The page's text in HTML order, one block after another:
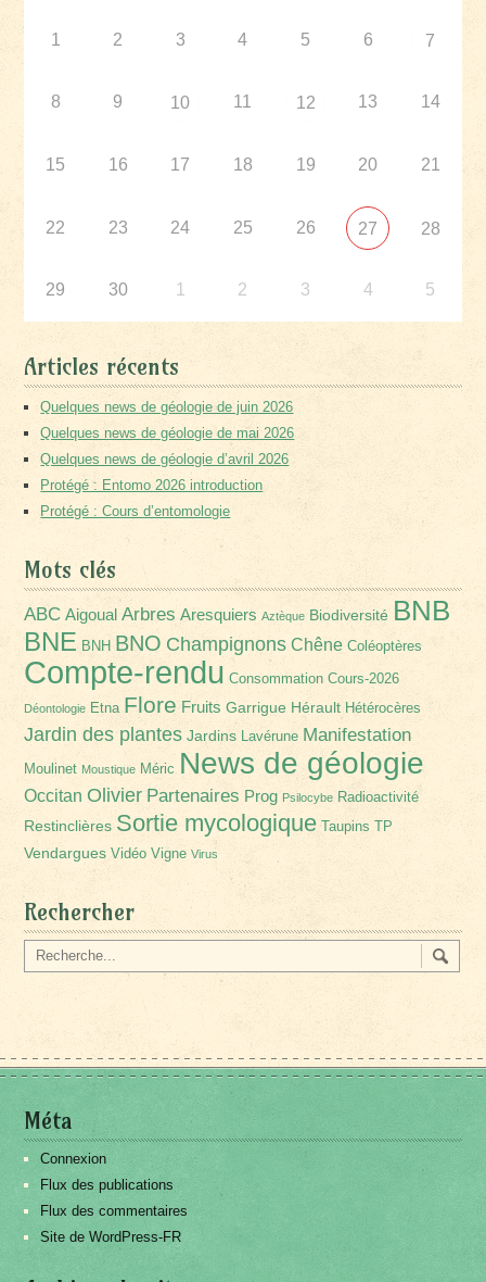
1 2 3 4 5 6 7
8 9 10 11 12 13 14
15 16 17 18 19 20 21
22 23 24 25 26 27 28
29 30 1 2 3 4 5
Articles récents
Quelques news de géologie de juin 2026
Quelques news de géologie de mai 2026
Quelques news de géologie d’avril 2026
Protégé : Entomo 2026 introduction
Protégé : Cours d’entomologie
Mots clés
ABC Aigoual Arbres Aresquiers Aztèque Biodiversité BNB
BNE BNH BNO Champignons Chêne Coléoptères
Compte-rendu Consommation Cours-2026
Déontologie Etna Flore Fruits Garrigue Hérault Hétérocères
Jardin des plantes Jardins Lavérune Manifestation
Moulinet Moustique Méric News de géologie
Occitan Olivier Partenaires Prog Psilocybe Radioactivité
Restinclières Sortie mycologique Taupins TP
Vendargues Vidéo Vigne Virus
Rechercher
Méta
Connexion
Flux des publications
Flux des commentaires
Site de WordPress-FR